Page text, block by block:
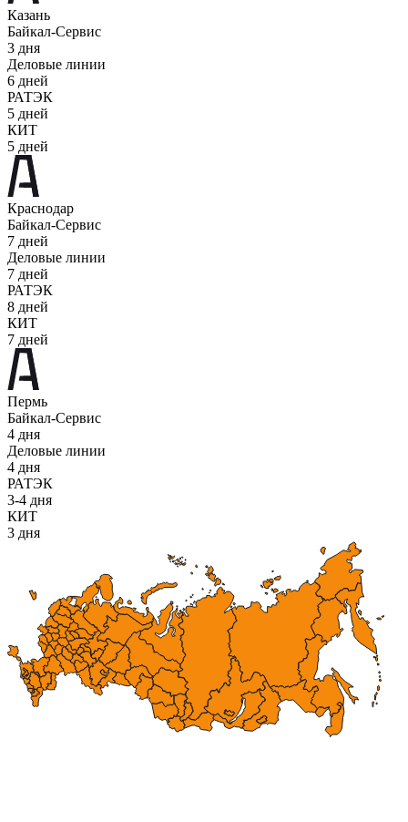
Казань
Байкал-Сервис
3 дня
Деловые линии
6 дней
РАТЭК
5 дней
КИТ
5 дней
Краснодар
Байкал-Сервис
7 дней
Деловые линии
7 дней
РАТЭК
8 дней
КИТ
7 дней
Пермь
Байкал-Сервис
4 дня
Деловые линии
4 дня
РАТЭК
3-4 дня
КИТ
3 дня